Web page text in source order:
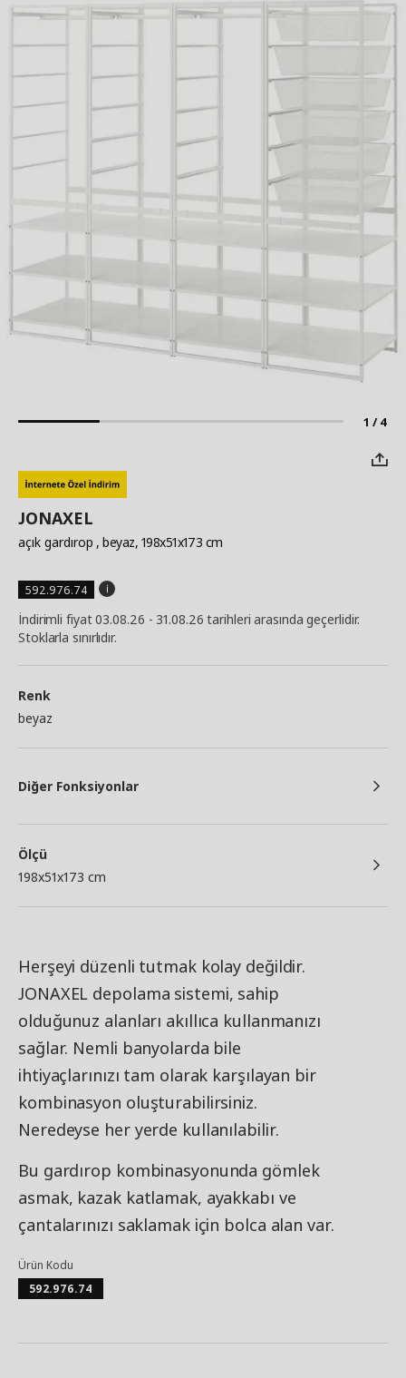
1 / 4
JONAXEL
açık gardırop , beyaz, 198x51x173 cm
592.976.74
İndirimli fiyat 03.08.26 - 31.08.26 tarihleri arasında geçerlidir.
Stoklarla sınırlıdır.
Renk
beyaz
Diğer Fonksiyonlar
Ölçü
198x51x173 cm
Herşeyi düzenli tutmak kolay değildir.
JONAXEL depolama sistemi, sahip
olduğunuz alanları akıllıca kullanmanızı
sağlar. Nemli banyolarda bile
ihtiyaçlarınızı tam olarak karşılayan bir
kombinasyon oluşturabilirsiniz.
Neredeyse her yerde kullanılabilir.
Bu gardırop kombinasyonunda gömlek
asmak, kazak katlamak, ayakkabı ve
çantalarınızı saklamak için bolca alan var.
Ürün Kodu
592.976.74